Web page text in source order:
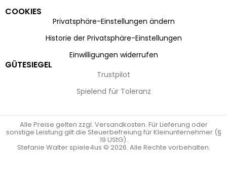
COOKIES
Privatsphäre-Einstellungen ändern
Historie der Privatsphäre-Einstellungen
Einwilligungen widerrufen
GÜTESIEGEL
Trustpilot
Spielend für Toleranz
Alle Preise gelten zzgl. Versandkosten. Für Lieferung oder
sonstige Leistung gilt die Steuerbefreiung für Kleinunternehmer (§
19 UStG).
Stefanie Walter spiele4us © 2026. Alle Rechte vorbehalten.